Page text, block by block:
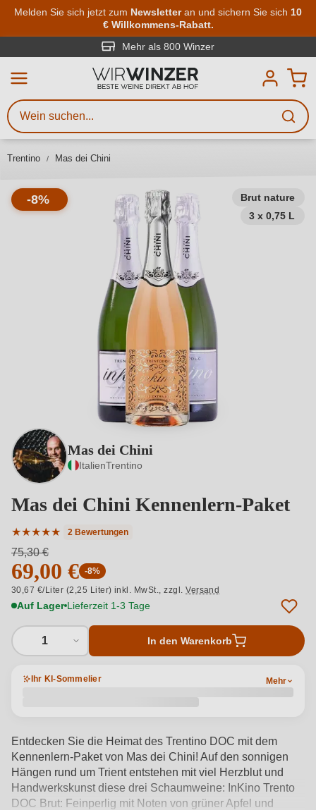
Zum Hauptinhalt springen
Melden Sie sich jetzt zum Newsletteran und sichern Sie sich 10
€ Willkommens-Rabatt.
Mehr als 800 Winzer
Trentino Mas dei Chini
Brut nature
3 x 0,75 L
-8%
Mas dei Chini
ItalienTrentino
Mas dei Chini Kennenlern-Paket
★★★★★
Durchschnittliche Bewertung von 5 von 5 Sternen
2 Bewertungen
75,30 €
69,00 € -8%
30,67 €/Liter (2,25 Liter) inkl. MwSt.,zzgl.Versand
Auf Lager Lieferzeit 1-3 Tage
1 In den Warenkorb
Ihr KI-Sommelier Mehr
Entdecken Sie die Heimat des Trentino DOC mit dem
Kennenlern-Paket von Mas dei Chini! Auf den sonnigen
Hängen rund um Trient entstehen mit viel Herzblut und
Handwerkskunst diese drei Schaumweine: InKino Trento
DOC Brut: Feinperlig mit Noten von grüner Apfel und
Weinsuche
Mindestens 3 Zeichen eingeben
Beschreiben Sie, welchen Wein
Sie suchen – ob nach Geschmack,